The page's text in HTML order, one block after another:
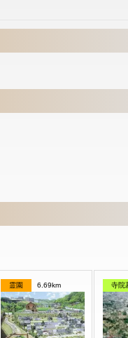
霊園 6.69km 寺院